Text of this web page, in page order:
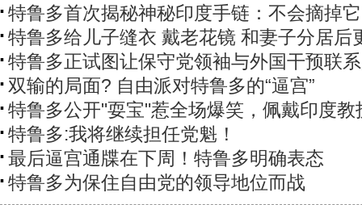
特鲁多首次揭秘神秘印度手链：不会摘掉它
特鲁多给儿子缝衣 戴老花镜 和妻子分居后
特鲁多正试图让保守党领袖与外国干预联
双输的局面? 自由派对特鲁多的“逼宫”
特鲁多公开"耍宝"惹全场爆笑，佩戴印度教
特鲁多:我将继续担任党魁！
最后逼宫通牒在下周！特鲁多明确表态
特鲁多为保住自由党的领导地位而战